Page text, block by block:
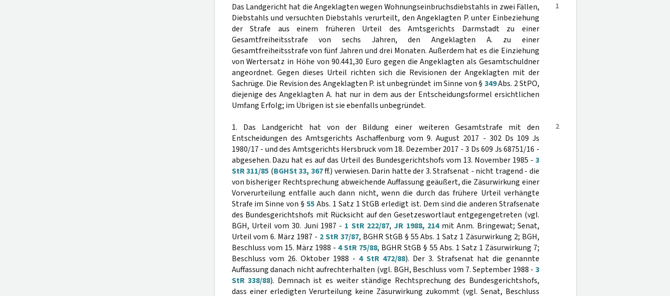
1
Das Landgericht hat die Angeklagten wegen Wohnungseinbruchsdiebstahls in zwei Fällen,
Diebstahls und versuchten Diebstahls verurteilt, den Angeklagten P. unter Einbeziehung
der Strafe aus einem früheren Urteil des Amtsgerichts Darmstadt zu einer
Gesamtfreiheitsstrafe von sechs Jahren, den Angeklagten A. zu einer
Gesamtfreiheitsstrafe von fünf Jahren und drei Monaten. Außerdem hat es die Einziehung
von Wertersatz in Höhe von 90.441,30 Euro gegen die Angeklagten als Gesamtschuldner
angeordnet. Gegen dieses Urteil richten sich die Revisionen der Angeklagten mit der
Sachrüge. Die Revision des Angeklagten P. ist unbegründet im Sinne von § 349Abs. 2 StPO,
diejenige des Angeklagten A. hat nur in dem aus der Entscheidungsformel ersichtlichen
Umfang Erfolg; im Übrigen ist sie ebenfalls unbegründet.
2
1. Das Landgericht hat von der Bildung einer weiteren Gesamtstrafe mit den
Entscheidungen des Amtsgerichts Aschaffenburg vom 9. August 2017 - 302 Ds 109 Js
1980/17 - und des Amtsgerichts Hersbruck vom 18. Dezember 2017 - 3 Ds 609 Js 68751/16 -
abgesehen. Dazu hat es auf das Urteil des Bundesgerichtshofs vom 13. November 1985 - 3
StR 311/85 (BGHSt 33, 367ff.) verwiesen. Darin hatte der 3. Strafsenat - nicht tragend - die
von bisheriger Rechtsprechung abweichende Auffassung geäußert, die Zäsurwirkung einer
Vorverurteilung entfalle auch dann nicht, wenn die durch das frühere Urteil verhängte
Strafe im Sinne von §55Abs. 1 Satz 1 StGB erledigt ist. Dem sind die anderen Strafsenate
des Bundesgerichtshofs mit Rücksicht auf den Gesetzeswortlaut entgegengetreten (vgl.
BGH, Urteil vom 30. Juni 1987 - 1 StR 222/87, JR 1988, 214mit Anm. Bringewat; Senat,
Urteil vom 6. März 1987 - 2 StR 37/87, BGHR StGB § 55 Abs. 1 Satz 1 Zäsurwirkung 2; BGH,
Beschluss vom 15. März 1988 - 4 StR 75/88, BGHR StGB § 55 Abs. 1 Satz 1 Zäsurwirkung 7;
Beschluss vom 26. Oktober 1988 - 4 StR 472/88). Der 3. Strafsenat hat die genannte
Auffassung danach nicht aufrechterhalten (vgl. BGH, Beschluss vom 7. September 1988 - 3
StR 338/88). Demnach ist es weiter ständige Rechtsprechung des Bundesgerichtshofs,
dass einer erledigten Verurteilung keine Zäsurwirkung zukommt (vgl. Senat, Beschluss